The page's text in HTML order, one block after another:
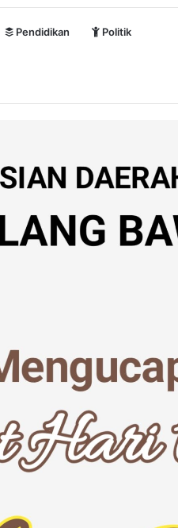
Pendidikan Politik